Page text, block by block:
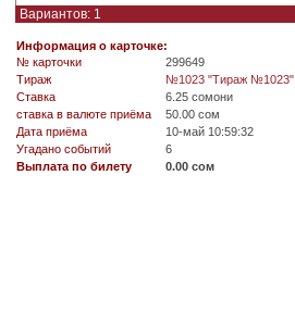
Вариантов: 1
Информация о карточке:
№ карточки
299649
Tираж
№1023 "Тираж №1023"
Ставка
6.25 сомони
ставка в валюте приёма
50.00 сом
Дата приёма
10-май 10:59:32
Угадано событий
6
Выплата по билету
0.00 сом